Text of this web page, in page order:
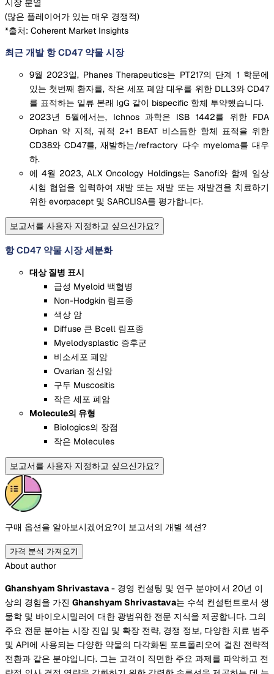
시장 분열
(많은 플레이어가 있는 매우 경쟁적)
*출처: Coherent Market Insights
최근 개발 항 CD47 약물 시장
9월 2023일, Phanes Therapeutics는 PT217의 단계 1 학문에
있는 첫번째 환자를, 작은 세포 폐암 대우를 위한 DLL3와 CD47
를 표적하는 일류 본래 IgG 같이 bispecific 항체 투약했습니다.
2023년 5월에서는, Ichnos 과학은 ISB 1442를 위한 FDA
Orphan 약 지적, 궤적 2+1 BEAT 비스듬한 항체 표적을 위한
CD38와 CD47를, 재발하는/refractory 다수 myeloma를 대우
하.
에 4월 2023, ALX Oncology Holdings는 Sanofi와 함께 임상
시험 협업을 입력하여 재발 또는 재발 또는 재발견을 치료하기
위한 evorpacept 및 SARCLISA를 평가합니다.
보고서를 사용자 지정하고 싶으신가요?
항 CD47 약물 시장 세분화
대상 질병 표시
급성 Myeloid 백혈병
Non-Hodgkin 림프종
색상 암
Diffuse 큰 Bcell 림프종
Myelodysplastic 증후군
비소세포 폐암
Ovarian 정신암
구두 Muscositis
작은 세포 폐암
Molecule의 유형
Biologics의 장점
작은 Molecules
보고서를 사용자 지정하고 싶으신가요?
구매 옵션을 알아보시겠어요?이 보고서의 개별 섹션?
가격 분석 가져오기
About author
Ghanshyam Shrivastava- 경영 컨설팅 및 연구 분야에서 20년 이
상의 경험을 가진 Ghanshyam Shrivastava는 수석 컨설턴트로서 생
물학 및 바이오시밀러에 대한 광범위한 전문 지식을 제공합니다. 그의
주요 전문 분야는 시장 진입 및 확장 전략, 경쟁 정보, 다양한 치료 범주
및 API에 사용되는 다양한 약물의 다각화된 포트폴리오에 걸친 전략적
전환과 같은 분야입니다. 그는 고객이 직면한 주요 과제를 파악하고 전